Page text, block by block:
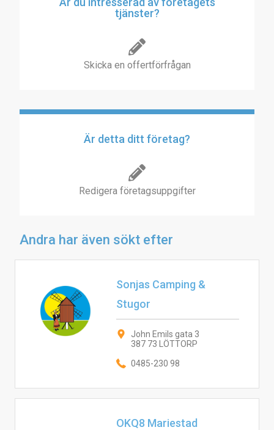
tjänster?
Skicka en offertförfrågan
Är detta ditt företag?
Redigera företagsuppgifter
Andra har även sökt efter
Sonjas Camping &
Stugor
John Emils gata 3
387 73 LÖTTORP
0485-230 98
OKQ8 Mariestad